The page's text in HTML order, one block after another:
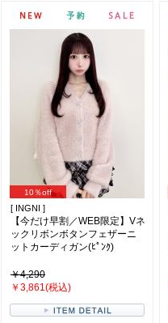
10％off
[ INGNI ]
【今だけ早割／WEB限定】Vネ
ックリボンボタンフェザーニ
ットカーディガン(ﾋﾟﾝｸ)
￥4,290
￥3,861(税込)